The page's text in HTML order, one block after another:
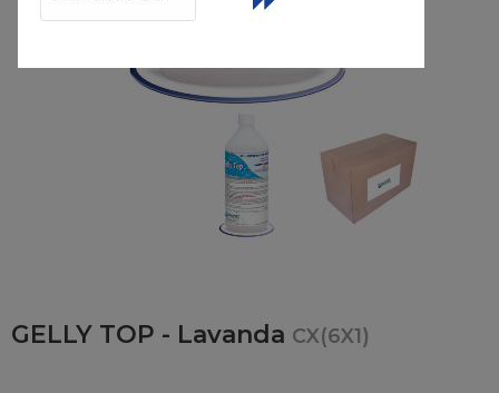
GELLY TOP - Lavanda CX(6X1)